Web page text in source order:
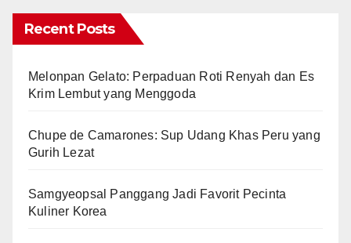
Recent Posts
Melonpan Gelato: Perpaduan Roti Renyah dan Es
Krim Lembut yang Menggoda
Chupe de Camarones: Sup Udang Khas Peru yang
Gurih Lezat
Samgyeopsal Panggang Jadi Favorit Pecinta
Kuliner Korea